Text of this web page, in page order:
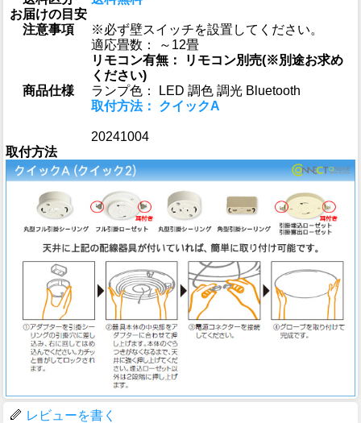
お届けの目安
注意事項
※必ず壁スイッチを設置してください。
商品仕様
適応畳数： ～12畳
リモコン有無： リモコン別売(※別途お求め
ください)
ランプ色： LED 調色 調光 Bluetooth
取付方法： クイックA
20241004
取付方法
レビューを書く